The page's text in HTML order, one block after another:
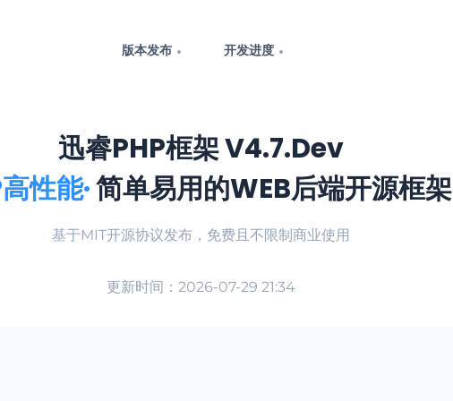
版本发布 开发进度
迅睿PHP框架 V4.7.Dev
性能·简单易用的WEB后端开源框架
基于MIT开源协议发布，免费且不限制商业使用
更新时间：2026-07-29 21:34